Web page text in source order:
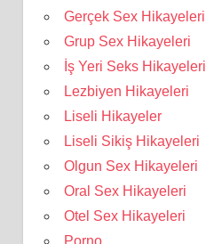
Gerçek Sex Hikayeleri
Grup Sex Hikayeleri
İş Yeri Seks Hikayeleri
Lezbiyen Hikayeleri
Liseli Hikayeler
Liseli Sikiş Hikayeleri
Olgun Sex Hikayeleri
Oral Sex Hikayeleri
Otel Sex Hikayeleri
Porno